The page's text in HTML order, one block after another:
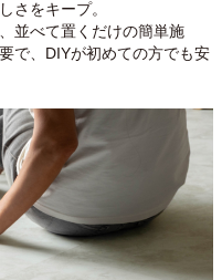
さをキープ。
並べて置くだけの簡単施
で、DIYが初めての方でも安